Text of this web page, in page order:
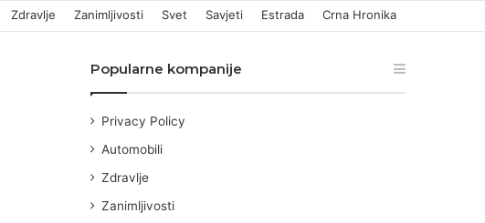
Zdravlje Zanimljivosti Svet Savjeti Estrada Crna Hronika
Popularne kompanije
Privacy Policy
Automobili
Zdravlje
Zanimljivosti